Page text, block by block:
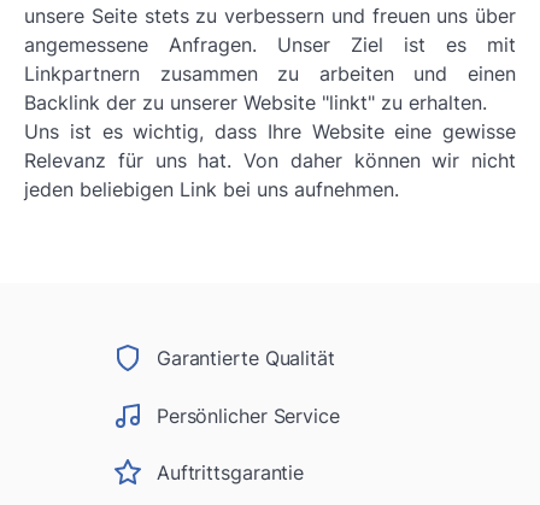
unsere Seite stets zu verbessern und freuen uns über
angemessene Anfragen. Unser Ziel ist es mit
Linkpartnern zusammen zu arbeiten und einen
Backlink der zu unserer Website "linkt" zu erhalten.
Uns ist es wichtig, dass Ihre Website eine gewisse
Relevanz für uns hat. Von daher können wir nicht
jeden beliebigen Link bei uns aufnehmen.
Garantierte Qualität
Persönlicher Service
Auftrittsgarantie